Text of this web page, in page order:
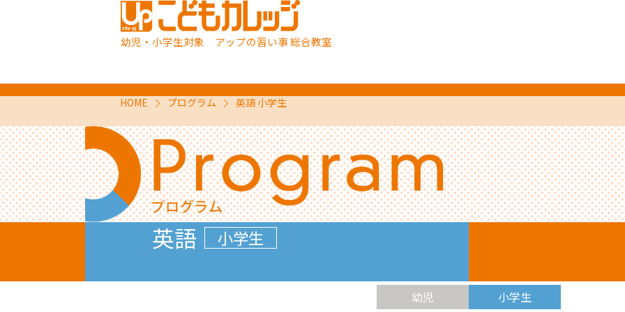
幼児・小学生対象 アップの習い事 総合教室
HOME プログラム 英語 小学生
英語 小学生
幼児 小学生